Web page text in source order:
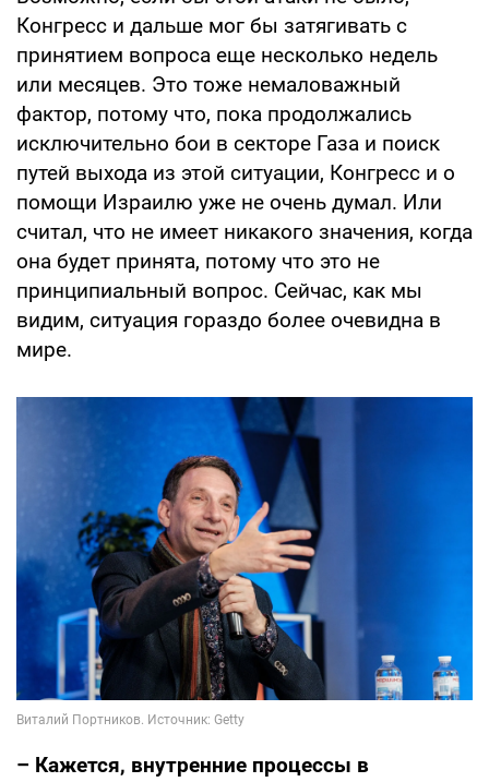
Конгресс и дальше мог бы затягивать с
принятием вопроса еще несколько недель
или месяцев. Это тоже немаловажный
фактор, потому что, пока продолжались
исключительно бои в секторе Газа и поиск
путей выхода из этой ситуации, Конгресс и о
помощи Израилю уже не очень думал. Или
считал, что не имеет никакого значения, когда
она будет принята, потому что это не
принципиальный вопрос. Сейчас, как мы
видим, ситуация гораздо более очевидна в
мире.
– Кажется, внутренние процессы в